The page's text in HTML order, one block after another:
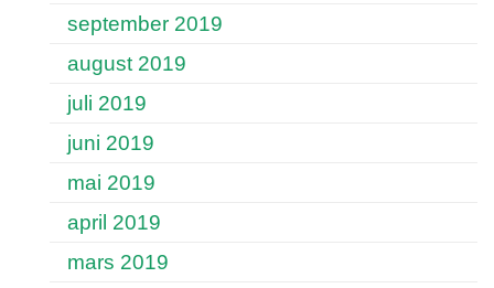
september 2019
august 2019
juli 2019
juni 2019
mai 2019
april 2019
mars 2019